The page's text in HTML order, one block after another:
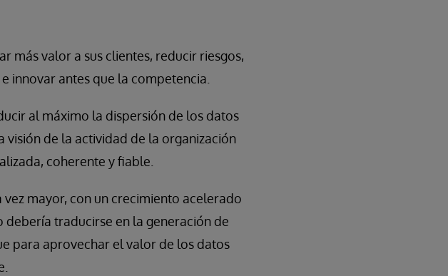
más valor a sus clientes, reducir riesgos,
innovar antes que la competencia.
al máximo la dispersión de los datos
de la actividad de la organización
coherente y fiable.
mayor, con un crecimiento acelerado
traducirse en la generación de
para aprovechar el valor de los datos